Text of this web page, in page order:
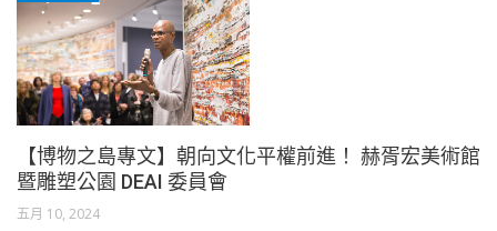
【博物之島專文】朝向文化平權前進！ 赫胥宏美術館
暨雕塑公園 DEAI 委員會
五月 10, 2024